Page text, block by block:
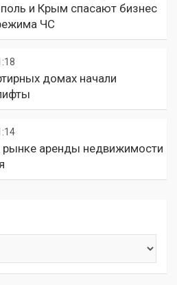
и Крым спасают бизнес
ЧС
домах начали
рынке аренды недвижимости